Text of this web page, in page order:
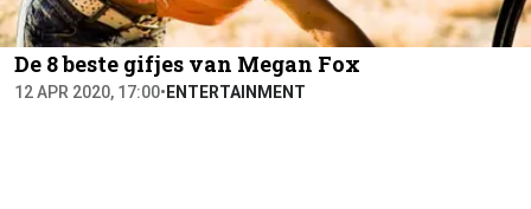
De 8 beste gifjes van Megan Fox
12 APR 2020, 17:00• ENTERTAINMENT